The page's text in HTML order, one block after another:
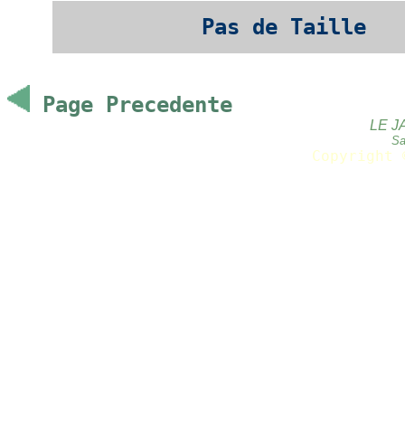
Pas de Taille
Page Precedente
LE
Copyright